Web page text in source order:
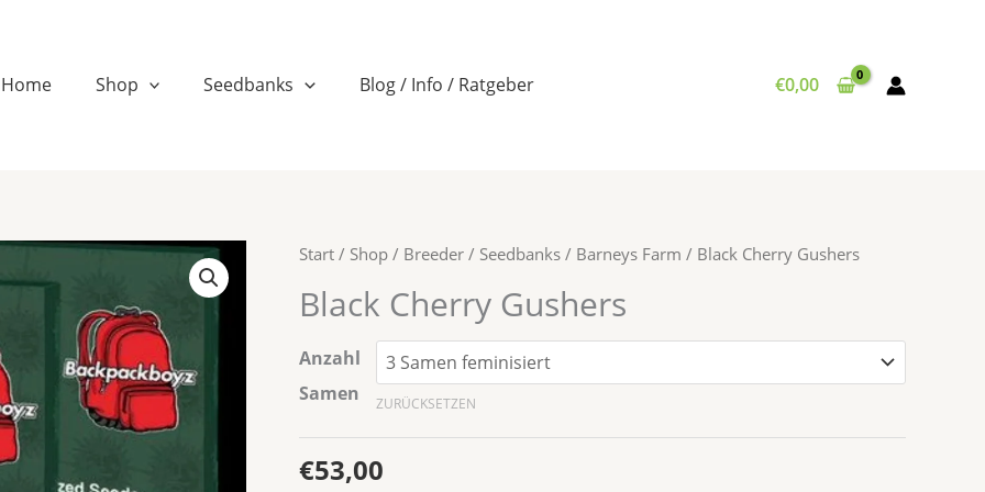
Home Shop Seedbanks Blog / Info / Ratgeber €0,00
Start / Shop / Breeder / Seedbanks / Barneys Farm / Black Cherry Gushers
Black Cherry Gushers
Anzahl
Samen
ZURÜCKSETZEN
€53,00
Black
Gushers